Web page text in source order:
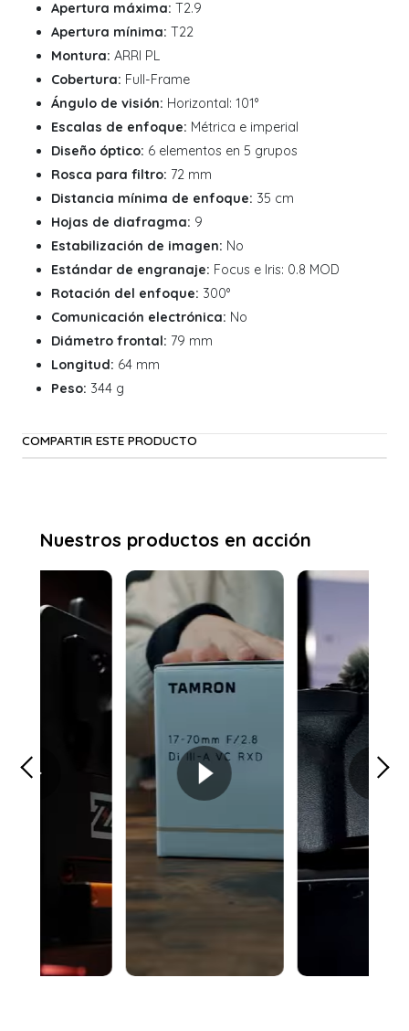
Apertura máxima: T2.9
Apertura mínima: T22
Montura: ARRI PL
Cobertura: Full-Frame
Ángulo de visión: Horizontal: 101°
Escalas de enfoque: Métrica e imperial
Diseño óptico: 6 elementos en 5 grupos
Rosca para filtro: 72 mm
Distancia mínima de enfoque: 35 cm
Hojas de diafragma: 9
Estabilización de imagen: No
Estándar de engranaje: Focus e Iris: 0.8 MOD
Rotación del enfoque: 300°
Comunicación electrónica: No
Diámetro frontal: 79 mm
Longitud: 64 mm
Peso: 344 g
COMPARTIR ESTE PRODUCTO